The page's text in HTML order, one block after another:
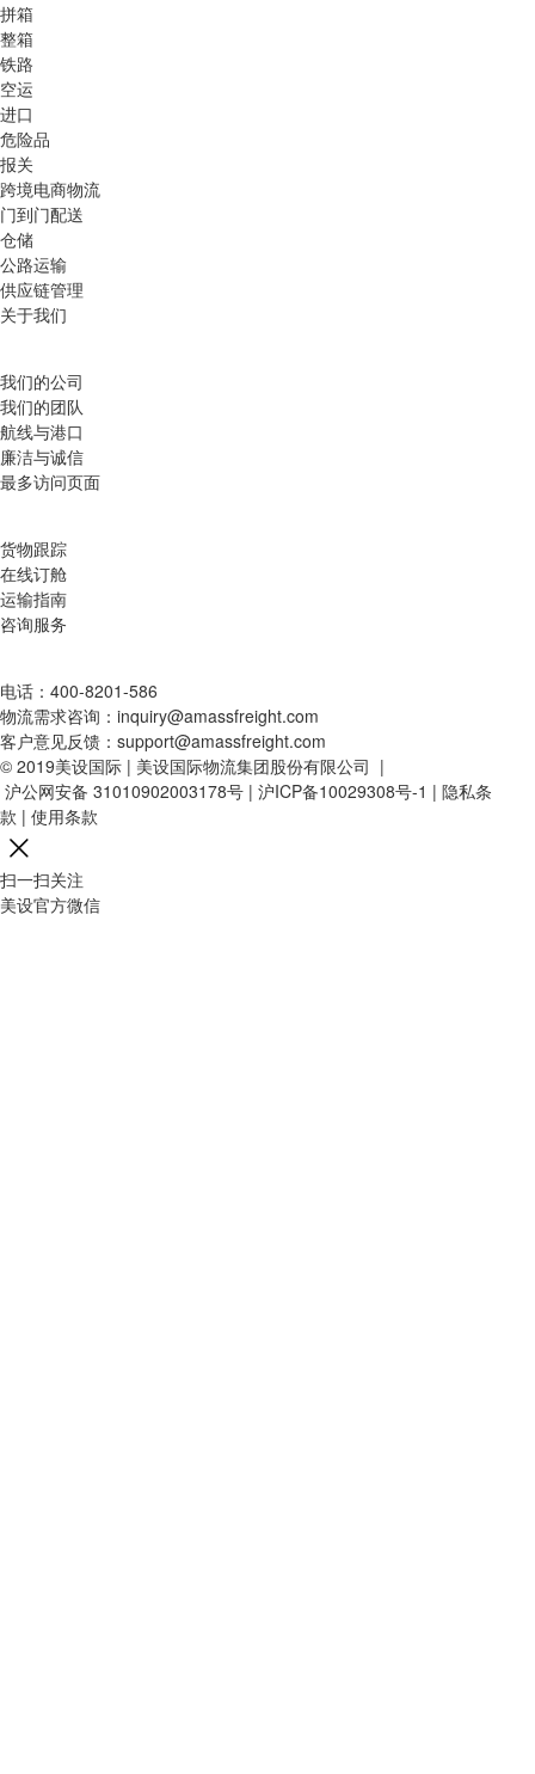
拼箱
整箱
铁路
空运
进口
危险品
报关
跨境电商物流
门到门配送
仓储
公路运输
供应链管理
关于我们
我们的公司
我们的团队
航线与港口
廉洁与诚信
最多访问页面
货物跟踪
在线订舱
运输指南
咨询服务
电话：400-8201-586
物流需求咨询：inquiry@amassfreight.com
客户意见反馈：support@amassfreight.com
© 2019美设国际 | 美设国际物流集团股份有限公司 |
沪公网安备 31010902003178号 | 沪ICP备10029308号-1 | 隐私条
款 | 使用条款
扫一扫关注
美设官方微信